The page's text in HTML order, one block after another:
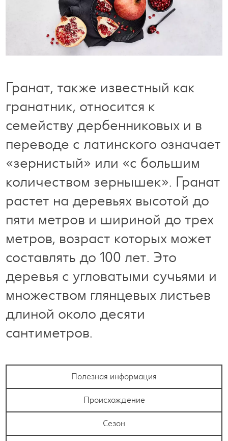
Готовим с удовольствием
Свободное время
Гранат, также известный как
гранатник, относится к
семейству дербенниковых и в
переводе с латинского означает
«зернистый» или «с большим
количеством зернышек». Гранат
растет на деревьях высотой до
пяти метров и шириной до трех
метров, возраст которых может
составлять до 100 лет. Это
деревья с угловатыми сучьями и
множеством глянцевых листьев
длиной около десяти
сантиметров.
Полезная информация
Происхождение
Сезон